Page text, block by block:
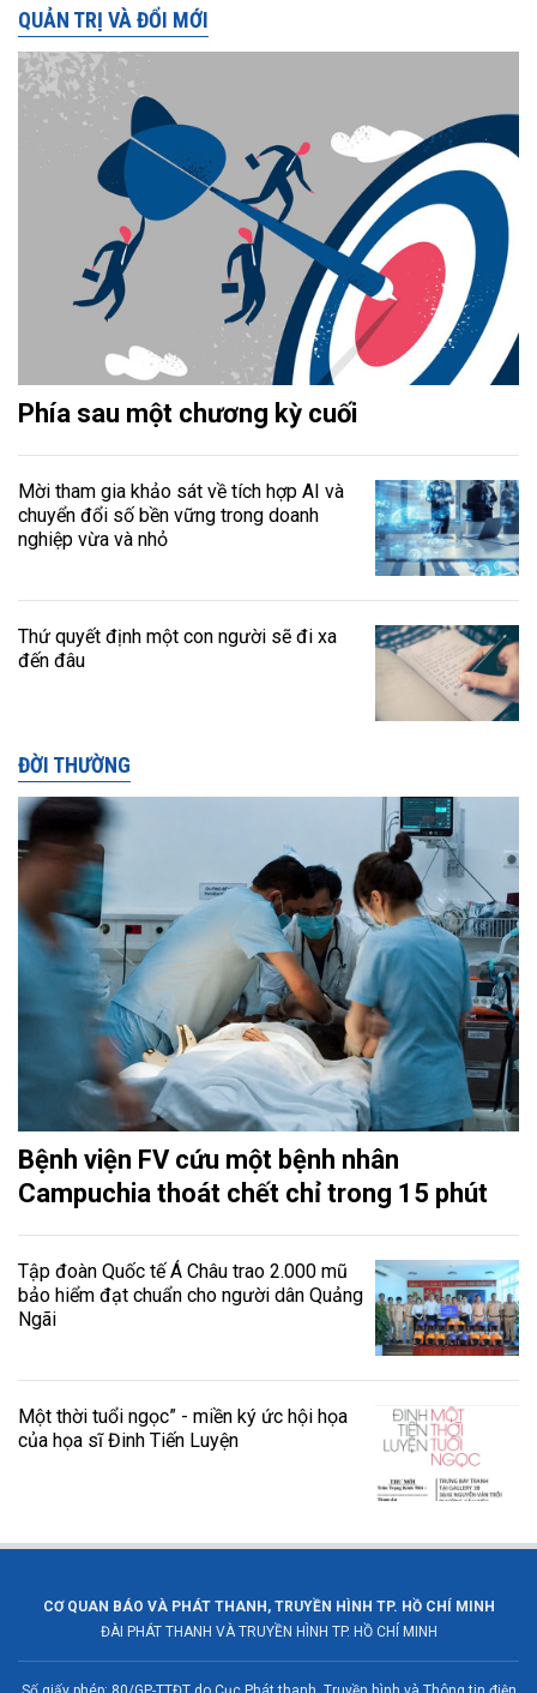
QUẢN TRỊ VÀ ĐỔI MỚI
Phía sau một chương kỳ cuối
Mời tham gia khảo sát về tích hợp AI và
chuyển đổi số bền vững trong doanh
nghiệp vừa và nhỏ
Thứ quyết định một con người sẽ đi xa
đến đâu
ĐỜI THƯỜNG
Bệnh viện FV cứu một bệnh nhân
Campuchia thoát chết chỉ trong 15 phút
Tập đoàn Quốc tế Á Châu trao 2.000 mũ
bảo hiểm đạt chuẩn cho người dân Quảng
Ngãi
Một thời tuổi ngọc” - miền ký ức hội họa
của họa sĩ Đinh Tiến Luyện
CƠ QUAN BÁO VÀ PHÁT THANH, TRUYỀN HÌNH TP. HỒ CHÍ MINH
ĐÀI PHÁT THANH VÀ TRUYỀN HÌNH TP. HỒ CHÍ MINH